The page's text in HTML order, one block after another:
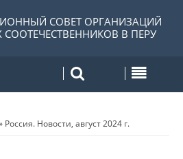
СОВЕТ ОРГАНИЗАЦИЙ
СООТЕЧЕСТВЕННИКОВ В ПЕРУ
Россия. Новости, август 2024 г.